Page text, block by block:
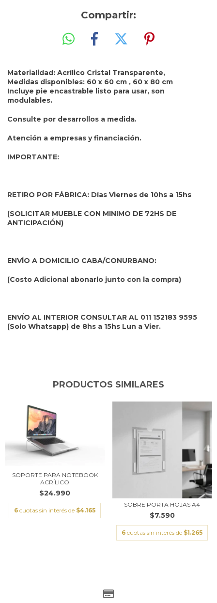
Compartir:
Materialidad: Acrílico Cristal Transparente,
Medidas disponibles: 60 x 60 cm , 60 x 80 cm
Incluye pie encastrable listo para usar, son
modulables.
Consulte por desarrollos a medida.
Atención a empresas y financiación.
IMPORTANTE:
RETIRO POR FÁBRICA: Días Viernes de 10hs a 15hs
(SOLICITAR MUEBLE CON MINIMO DE 72HS DE
ANTICIPACIÓN)
ENVÍO A DOMICILIO CABA/CONURBANO:
(Costo Adicional abonarlo junto con la compra)
ENVÍO AL INTERIOR CONSULTAR AL 011 152183 9595
(Solo Whatsapp) de 8hs a 15hs Lun a Vier.
PRODUCTOS SIMILARES
SOPORTE PARA NOTEBOOK
ACRÍLICO
$24.990
6 cuotas sin interés de $4.165
SOBRE PORTA HOJAS A4
$7.590
6 cuotas sin interés de $1.265